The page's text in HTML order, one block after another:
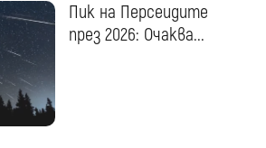
Пик на Персеидите
през 2026: Очаква...